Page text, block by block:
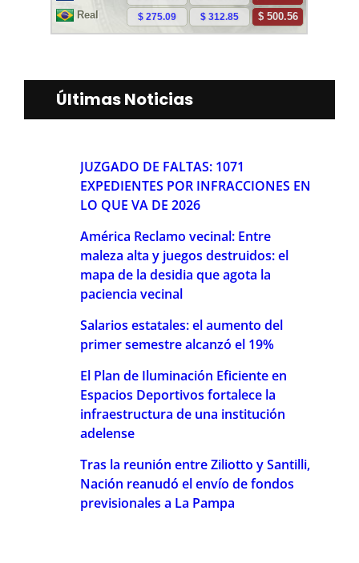
Últimas Noticias
JUZGADO DE FALTAS: 1071
EXPEDIENTES POR INFRACCIONES EN
LO QUE VA DE 2026
América Reclamo vecinal: Entre
maleza alta y juegos destruidos: el
mapa de la desidia que agota la
paciencia vecinal
Salarios estatales: el aumento del
primer semestre alcanzó el 19%
El Plan de Iluminación Eficiente en
Espacios Deportivos fortalece la
infraestructura de una institución
adelense
Tras la reunión entre Ziliotto y Santilli,
Nación reanudó el envío de fondos
previsionales a La Pampa